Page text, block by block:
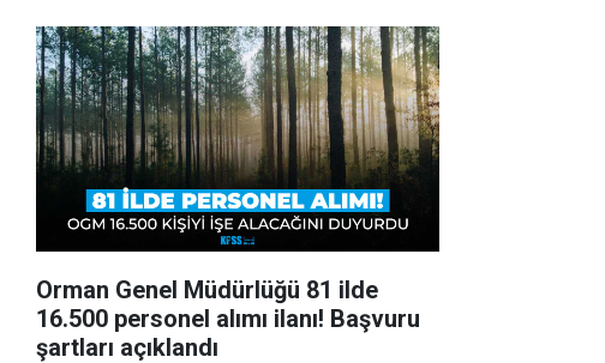
Orman Genel Müdürlüğü 81 ilde
16.500 personel alımı ilanı! Başvuru
şartları açıklandı